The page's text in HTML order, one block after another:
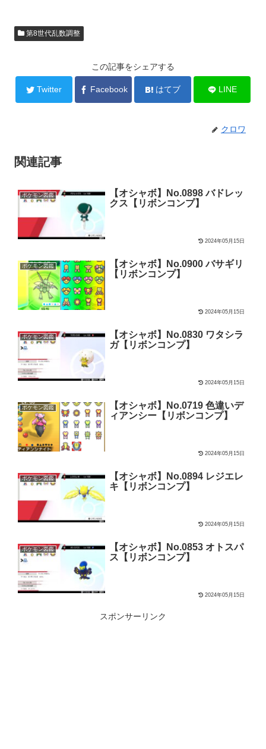
第8世代乱数調整
この記事をシェアする
Twitter Facebook はてブ LINE
クロワ
関連記事
ポケモン図鑑
【オシャボ】No.0898 バドレッ
クス【リボンコンプ】
2024年05月15日
ポケモン図鑑
【オシャボ】No.0900 バサギリ
【リボンコンプ】
2024年05月15日
ポケモン図鑑
【オシャボ】No.0830 ワタシラ
ガ【リボンコンプ】
2024年05月15日
ポケモン図鑑
【オシャボ】No.0719 色違いデ
ィアンシー【リボンコンプ】
2024年05月15日
ポケモン図鑑
【オシャボ】No.0894 レジエレ
キ【リボンコンプ】
2024年05月15日
ポケモン図鑑
【オシャボ】No.0853 オトスパ
ス【リボンコンプ】
2024年05月15日
スポンサーリンク